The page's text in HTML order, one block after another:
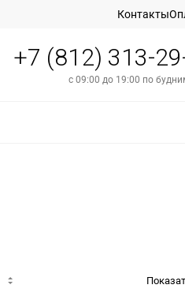
Контакты
+7 (812) 313-
с 09:00 до 19:00 по